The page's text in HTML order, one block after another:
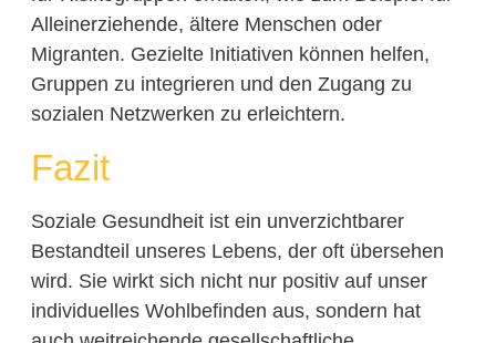
Alleinerziehende, ältere Menschen oder
Migranten. Gezielte Initiativen können helfen,
Gruppen zu integrieren und den Zugang zu
sozialen Netzwerken zu erleichtern.
Fazit
Soziale Gesundheit ist ein unverzichtbarer
Bestandteil unseres Lebens, der oft übersehen
wird. Sie wirkt sich nicht nur positiv auf unser
individuelles Wohlbefinden aus, sondern hat